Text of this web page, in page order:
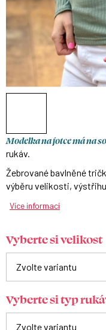
Modelka na fotce má na
rukáv.
Žebrované bavlněné
výběru velikosti,
Více informací
Vyberte si velikost
Vyberte si typ